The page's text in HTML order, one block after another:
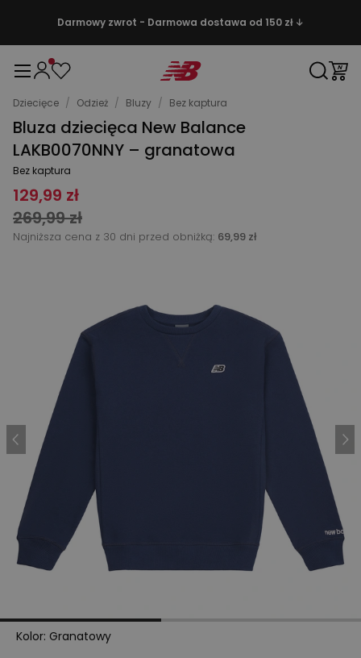
Darmowy zwrot - Darmowa dostawa od 150 zł ↓
Dziecięce / Odzież / Bluzy / Bez kaptura
Bluza dziecięca New Balance
LAKB0070NNY – granatowa
Bez kaptura
129,99 zł
269,99 zł
Najniższa cena z 30 dni przed obniżką: 69,99 zł
Kolor: Granatowy